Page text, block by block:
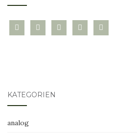
bloglovininstagramtwitter pinterest
mail
KATEGORIEN
analog